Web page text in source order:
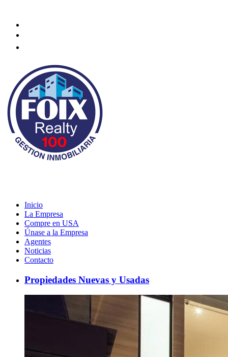
Inicio
La Empresa
Compre en USA
Únase a la Empresa
Agentes
Noticias
Contacto
Propiedades Nuevas y Usadas